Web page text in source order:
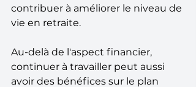
contribuer à améliorer le niveau de
vie en retraite.
Au-delà de l'aspect financier,
continuer à travailler peut aussi
avoir des bénéfices sur le plan